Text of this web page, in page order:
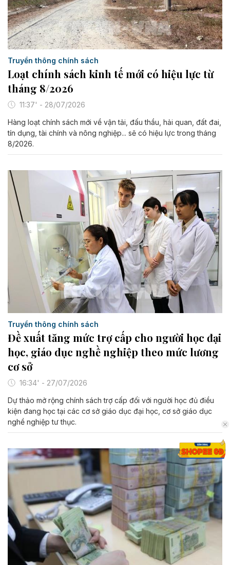
Truyền thông chính sách
Loạt chính sách kinh tế mới có hiệu lực từ
tháng 8/2026
11:37' - 28/07/2026
Hàng loạt chính sách mới về vận tải, đấu thầu, hải quan, đất đai,
tín dụng, tài chính và nông nghiệp... sẽ có hiệu lực trong tháng
8/2026.
Truyền thông chính sách
Đề xuất tăng mức trợ cấp cho người học đại
học, giáo dục nghề nghiệp theo mức lương
cơ sở
16:34' - 27/07/2026
Dự thảo mở rộng chính sách trợ cấp đối với người học đủ điều
kiện đang học tại các cơ sở giáo dục đại học, cơ sở giáo dục
nghề nghiệp tư thục.